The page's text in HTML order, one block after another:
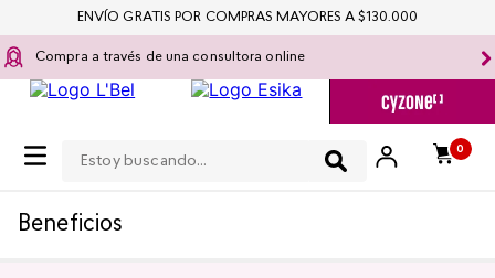
Compra a través de una consultora online
0
ENVÍO GRATIS POR COMPRAS MAYORES A $130.000
Beneficios